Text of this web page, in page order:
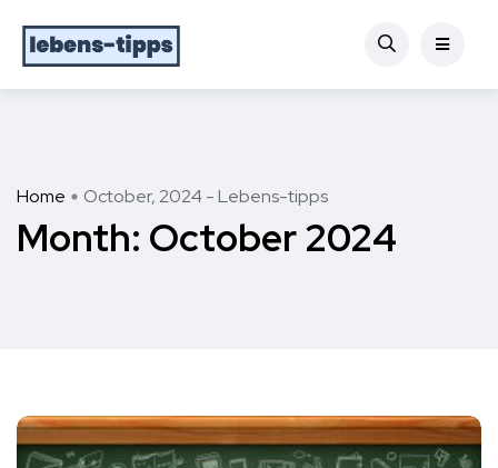
Home October, 2024 - Lebens-tipps
Month: October 2024